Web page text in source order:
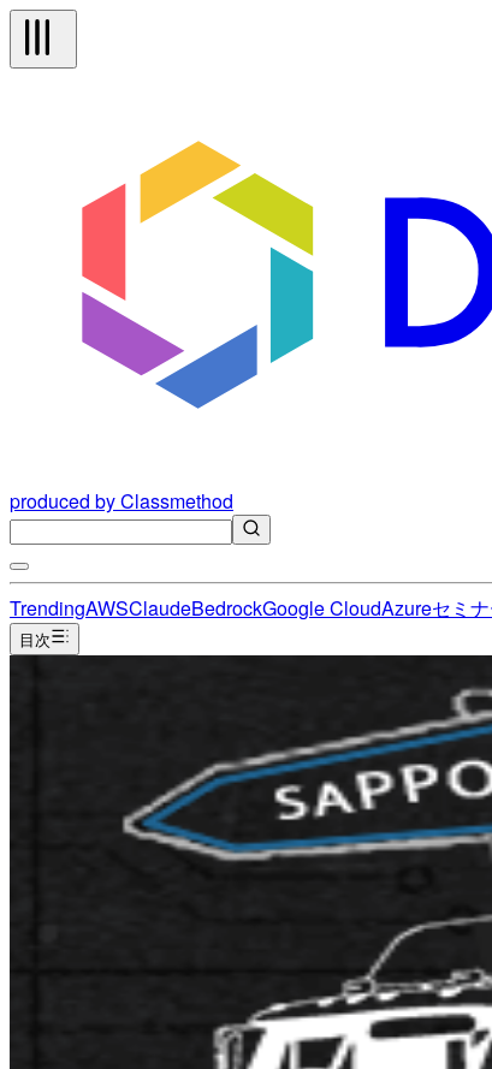
produced by Classmethod
TrendingAWSClaudeBedrockGoogle CloudAzureセミ
目次